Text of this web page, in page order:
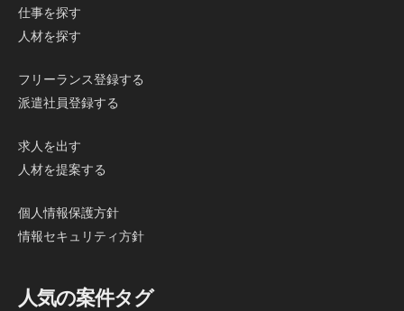
仕事を探す
人材を探す
フリーランス登録する
派遣社員登録する
求人を出す
人材を提案する
個人情報保護方針
情報セキュリティ方針
人気の案件タグ